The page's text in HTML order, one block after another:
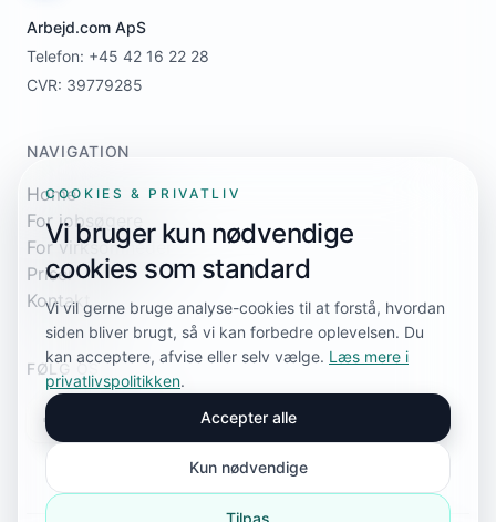
Arbejd.com ApS
Telefon: +45 42 16 22 28
CVR: 39779285
NAVIGATION
Home
For jobsøgere
For virksomheder
Priser
Kontakt
FØLG OS
COOKIES & PRIVATLIV
Vi bruger kun nødvendige
cookies som standard
Vi vil gerne bruge analyse-cookies til at forstå, hvordan
siden bliver brugt, så vi kan forbedre oplevelsen. Du
kan acceptere, afvise eller selv vælge. Læs mere i
privatlivspolitikken.
Accepter alle
Kun nødvendige
Tilpas